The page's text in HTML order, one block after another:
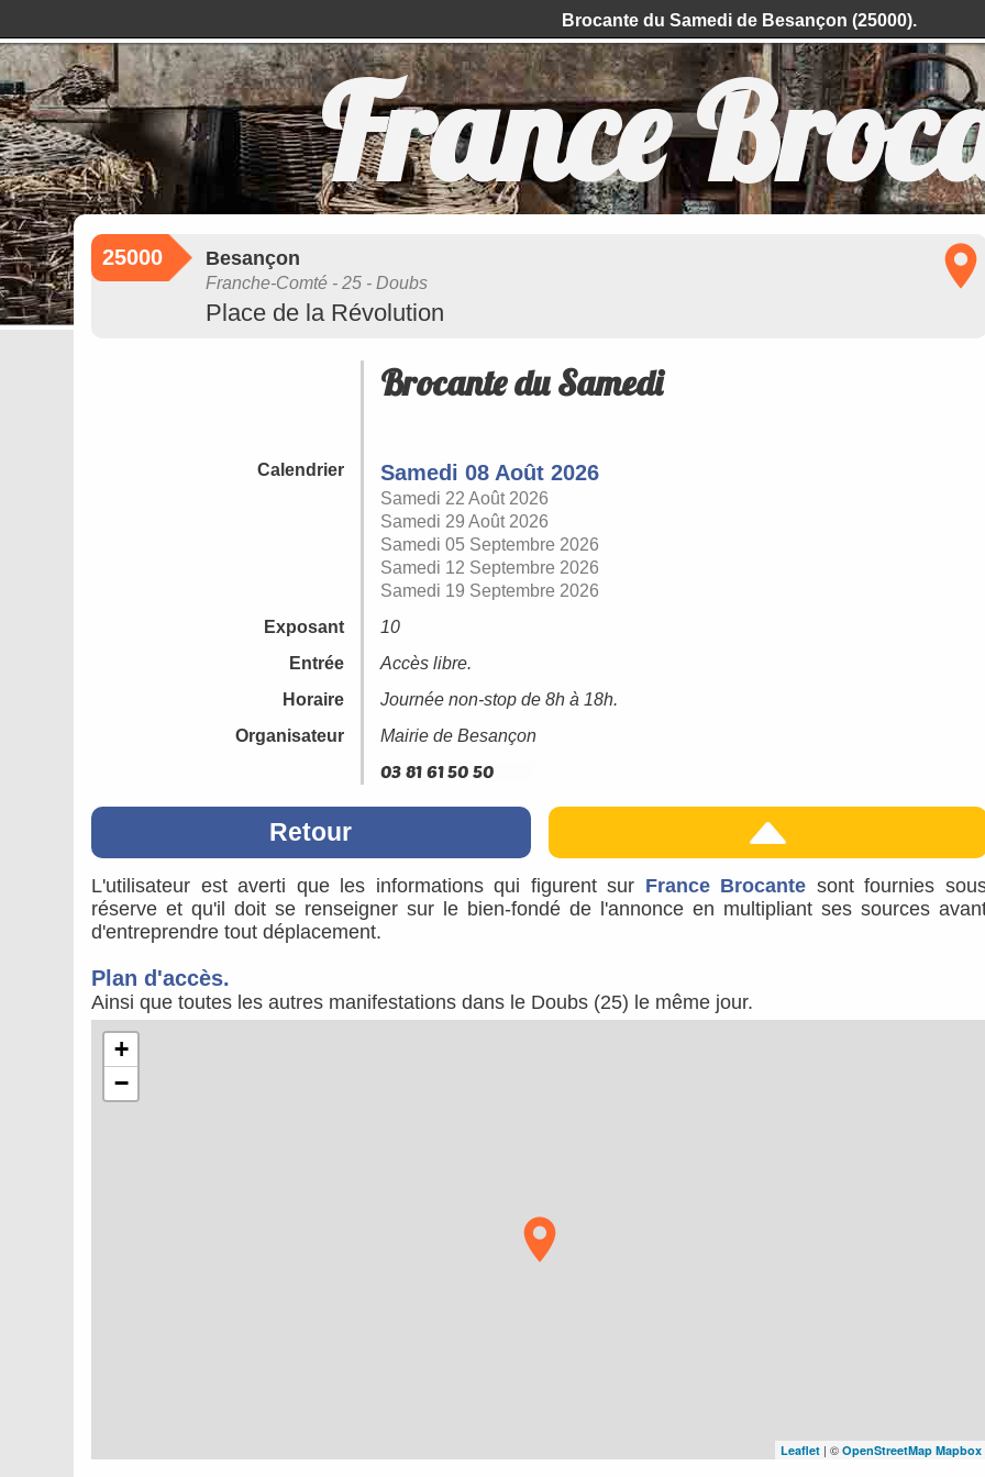
Brocante du Samedi de Besançon (25000).
France
25000 Besançon
Franche-Comté - 25 - Doubs
Place de la Révolution
Brocante du Samedi
Calendrier Samedi 08 Août 2026
Samedi 22 Août 2026
Samedi 29 Août 2026
Samedi 05 Septembre 2026
Samedi 12 Septembre 2026
Samedi 19 Septembre 2026
Exposant
10
Entrée
Accès libre.
Horaire
Journée non-stop de 8h à 18h.
Organisateur
Mairie de Besançon
Retour
L'utilisateur est averti que les informations qui figurent sur France Brocante sont fournies
réserve et qu'il doit se renseigner sur le bien-fondé de l'annonce en multipliant ses sources
d'entreprendre tout déplacement.
Plan d'accès.
Ainsi que toutes les autres manifestations dans le Doubs (25) le même jour.
+
−
Leaflet| © OpenStreetMap Mapbox